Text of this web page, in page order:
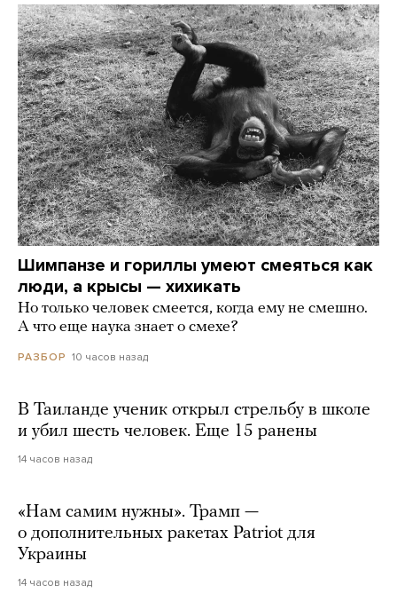
Шимпанзе и гориллы умеют смеяться как
люди, а крысы — хихикать
Но только человек смеется, когда ему не смешно.
А что еще наука знает о смехе?
РАЗБОР 10 часов назад
В Таиланде ученик открыл стрельбу в школе
и убил шесть человек. Еще 15 ранены
14 часов назад
«Нам самим нужны». Трамп —
о дополнительных ракетах Patriot для
Украины
14 часов назад